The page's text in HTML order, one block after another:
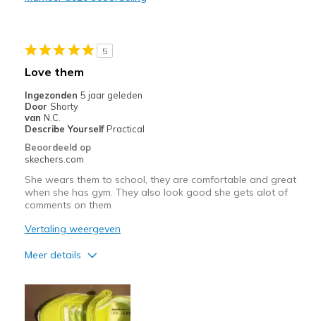
View On Shoes
I'm Into Shoes
5
Love them
Ingezonden 5 jaar geleden
Door Shorty
van N.C.
Describe Yourself Practical
Beoordeeld op
skechers.com
She wears them to school, they are comfortable and great
when she has gym. They also look good she gets alot of
comments on them
Vertaling weergeven
Meer details
Attractive Design